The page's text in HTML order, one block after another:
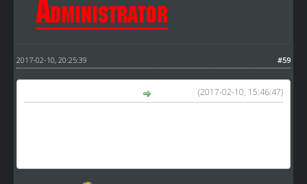
#59
2017-02-10, 20:25:39
(2017-02-10, 15:46:47)